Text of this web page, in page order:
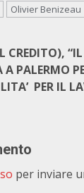
Olivier Benizeau
CREDITO),
PALERMO
PER IL
per inviare